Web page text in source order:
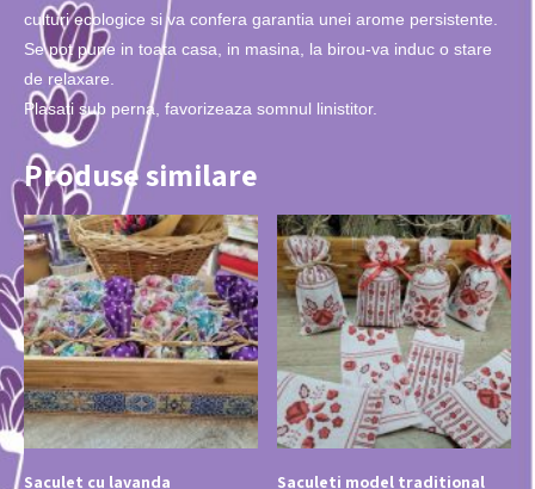
culturi ecologice si va confera garantia unei arome persistente.
Se pot pune in toata casa, in masina, la birou-va induc o stare
de relaxare.
Plasati sub perna, favorizeaza somnul linistitor.
Produse similare
Saculet cu lavanda Saculeti model traditional